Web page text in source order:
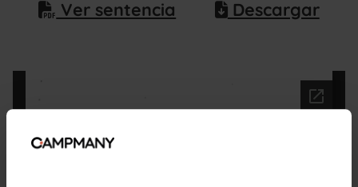
Ver sentencia Descargar